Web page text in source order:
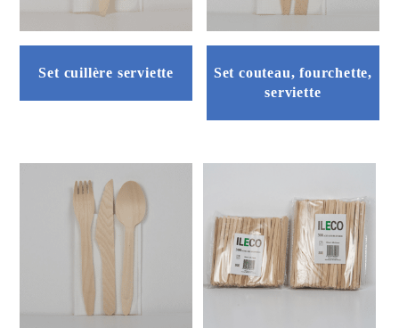
Set cuillère serviette
Set couteau, fourchette,
serviette